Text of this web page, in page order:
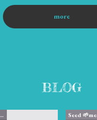
more
BLOG
Seed 🌱member限定